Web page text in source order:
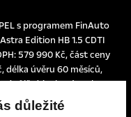
s programem FinAuto
Edition HB 1.5 CDTI
579 990 Kč, část ceny
délka úvěru 60 měsíců,
úroková sazba:
osoby podnikatele a
nebo do odvolání.
důležité